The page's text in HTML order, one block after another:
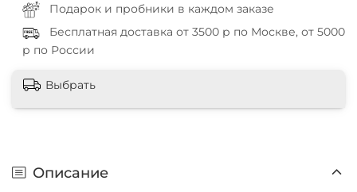
Подарок и пробники в каждом заказе
Бесплатная доставка от 3500 р по Москве, от 5000
р по России
Выбрать
Описание